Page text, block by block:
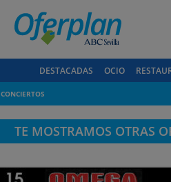
DESTACADAS OCIO
CONCIERTOS
TE MOSTRAMOS OTRAS